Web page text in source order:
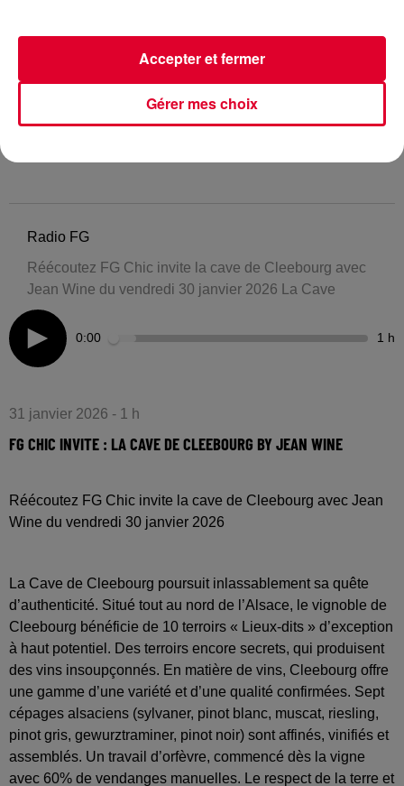
Radio FG
Réécoutez FG Chic invite la cave de Cleebourg avec
Jean Wine du vendredi 30 janvier 2026 La Cave
0:00 1 h
31 janvier 2026 - 1 h
FG CHIC INVITE : LA CAVE DE CLEEBOURG BY JEAN WINE
Réécoutez FG Chic invite la cave de Cleebourg avec Jean
Wine du vendredi 30 janvier 2026
La Cave de Cleebourg poursuit inlassablement sa quête
d’authenticité. Situé tout au nord de l’Alsace, le vignoble de
Cleebourg bénéficie de 10 terroirs « Lieux-dits » d’exception
à haut potentiel. Des terroirs encore secrets, qui produisent
des vins insoupçonnés. En matière de vins, Cleebourg offre
une gamme d’une variété et d’une qualité confirmées. Sept
cépages alsaciens (sylvaner, pinot blanc, muscat, riesling,
pinot gris, gewurztraminer, pinot noir) sont affinés, vinifiés et
assemblés. Un travail d’orfèvre, commencé dès la vigne
avec 60% de vendanges manuelles. Le respect de la terre et
Gérer mes choix
Accepter et fermer